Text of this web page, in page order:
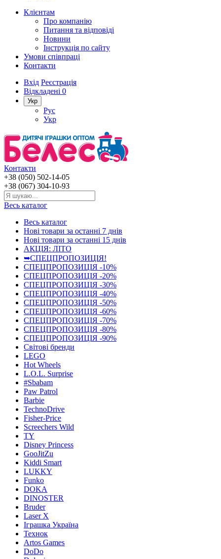
Клієнтам
Про компанію
Питання та відповіді
Новини
Інструкція по сайту
Умови співпраці
Контакти
Вхід Реєстрація
Відкладені 0
Укр
Рус
Укр
Контакти
+38 (050) 502-14-05
+38 (067) 304-10-93
Весь каталог
Весь каталог
Нові товари за останнi 7 днiв
Нові товари за останнi 15 днiв
АКЦІЯ: ЛІТО
➥СПЕЦПРОПОЗИЦІЯ!
СПЕЦПРОПОЗИЦІЯ -10%
СПЕЦПРОПОЗИЦІЯ -20%
СПЕЦПРОПОЗИЦІЯ -30%
СПЕЦПРОПОЗИЦІЯ -40%
СПЕЦПРОПОЗИЦІЯ -50%
СПЕЦПРОПОЗИЦІЯ -60%
СПЕЦПРОПОЗИЦІЯ -70%
СПЕЦПРОПОЗИЦІЯ -80%
СПЕЦПРОПОЗИЦІЯ -90%
Світові бренди
LEGO
Hot Wheels
L.O.L. Surprise
#Sbabam
Paw Patrol
Barbie
TechnoDrive
Fisher-Price
Screechers Wild
TY
Disney Princess
GooJitZu
Kiddi Smart
LUKKY
Funko
DOKA
DINOSTER
Bruder
Laser X
Іграшка Україна
Технок
Artos Games
DoDo